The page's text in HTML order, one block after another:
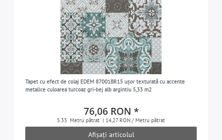
Tapet cu efect de colaj EDEM 87001BR15 ușor texturată cu accente
metalice culoarea turcoaz gri-bej alb argintiu 5,33 m2
76,06 RON *
5.33 Metru pătrat | 14,27 RON / Metru pătrat
Afișați articolul